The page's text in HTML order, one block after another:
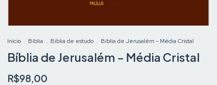
Início . Bíblia . Bíblia de estudo . Bíblia de Jerusalém - Média Cristal
Bíblia de Jerusalém - Média Cristal
R$98,00